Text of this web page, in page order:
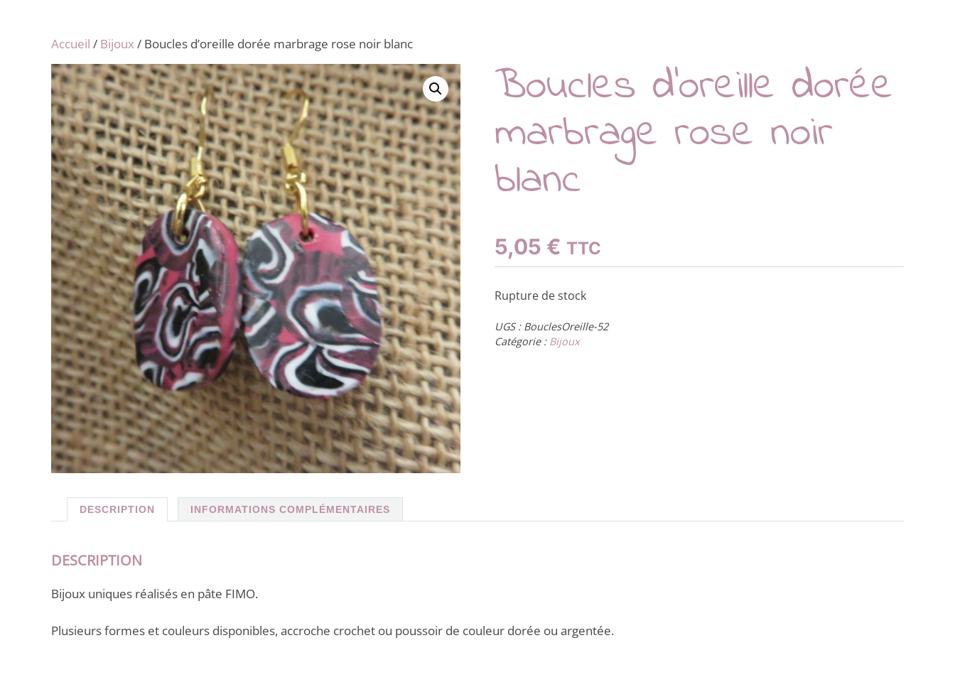
Accueil / Bijoux/ Boucles d’oreille dorée marbrage rose noir blanc
Boucles d’oreille dorée
marbrage rose noir
blanc
5,05 € TTC
Rupture de stock
UGS : BouclesOreille-52
Catégorie : Bijoux
DESCRIPTION INFORMATIONS COMPLÉMENTAIRES
DESCRIPTION
Bijoux uniques réalisés en pâte FIMO.
Plusieurs formes et couleurs disponibles, accroche crochet ou poussoir de couleur dorée ou argentée.